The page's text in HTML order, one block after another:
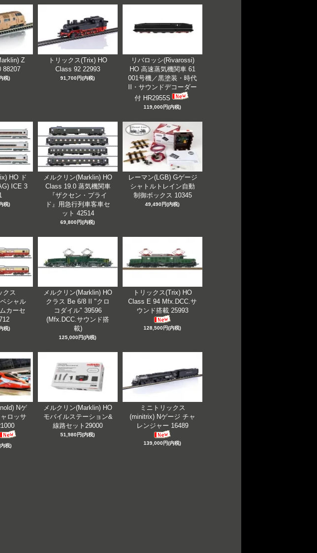
Z
88207
税)
トリックス(Trix) HO
Class 92 22993
91,700円(内税)
リバロッシ(Rivarossi)
HO 高速蒸気機関車 61
001号機／黒塗装・時代
II・サウンドデコーダー
付 HR2955S
119,000円(内税)
HO ド
ICE 3
税)
メルクリン(Marklin) HO
Class 19.0 蒸気機関車
『ザクセン・プライ
ド』用急行列車客車セ
ット 42514
69,800円(内税)
レーマン(LGB) Gゲージ
シャトルトレイン自動
制御ボックス 10345
49,490円(内税)
クス
シャル
カーセ
税)
メルクリン(Marklin) HO
クラス Be 6/8 II "クロ
コダイル" 39596
(Mfx.DCC.サウンド搭
載)
125,000円(内税)
トリックス(Trix) HO
Class E 94 Mfx.DCC.サ
ウンド搭載 25993
128,500円(内税)
Nゲ
ロッサ
税)
メルクリン(Marklin) HO
モバイルステーション&
線路セット29000
51,980円(内税)
ミニトリックス
(minitrix) Nゲージ チャ
レンジャー 16489
139,000円(内税)